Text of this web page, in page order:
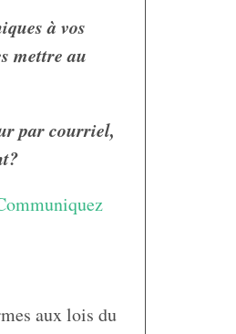
à vos
mettre au
par courriel,
aux lois du